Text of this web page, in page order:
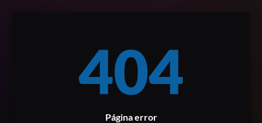
404
Página error